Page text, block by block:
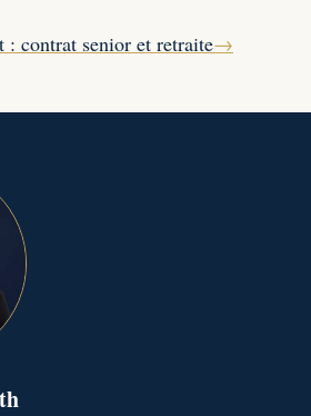
contrat senior et retraite→